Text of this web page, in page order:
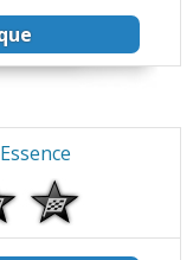
Essence